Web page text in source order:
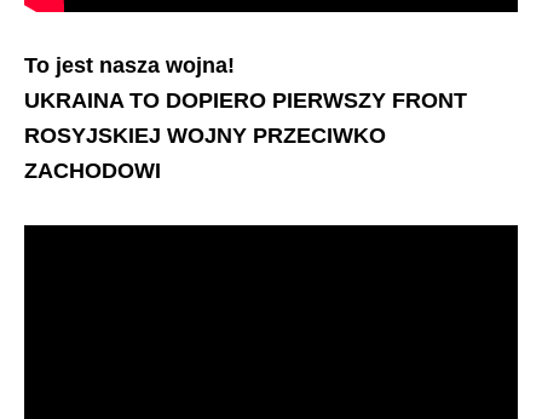
To jest nasza wojna!
UKRAINA TO DOPIERO PIERWSZY FRONT
ROSYJSKIEJ WOJNY PRZECIWKO
ZACHODOWI